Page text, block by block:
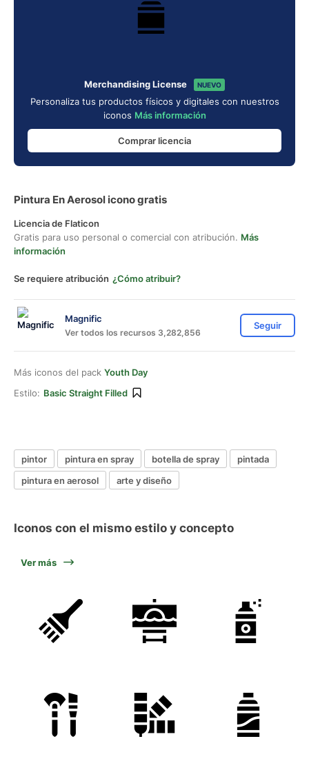
Merchandising License NUEVO
Personaliza tus productos físicos y digitales con nuestros
iconos Más información
Comprar licencia
Pintura En Aerosol icono gratis
Licencia de Flaticon
Gratis para uso personal o comercial con atribución. Más
información
Se requiere atribución ¿Cómo atribuir?
Magnific
Ver todos los recursos 3,282,856
Seguir
Más iconos del pack Youth Day
Estilo: Basic Straight Filled
pintor pintura en spray botella de spray
pintada
pintura en aerosol
arte y diseño
Iconos con el mismo estilo y concepto
Ver más